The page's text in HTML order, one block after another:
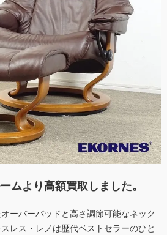
ムより高額買取しました。
ーバーパッドと高さ調節可能なネック
レス・レノは歴代ベストセラーのひと